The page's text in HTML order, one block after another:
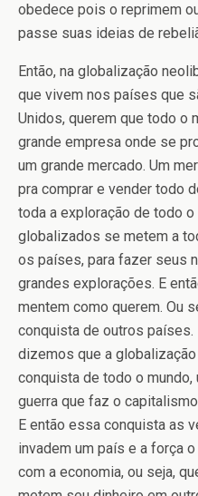
obedece pois o reprimem
passe suas ideias de
Então, na globalização
que vivem nos países que
Unidos, querem que todo o
grande empresa onde se
um grande mercado. Um
pra comprar e vender todo
toda a exploração de todo
globalizados se metem a
os países, para fazer seus
grandes explorações. E
mentem como querem. Ou
conquista de outros
dizemos que a
conquista de todo o mundo,
guerra que faz o
E então essa conquista as
invadem um país e a força
com a economia, ou seja,